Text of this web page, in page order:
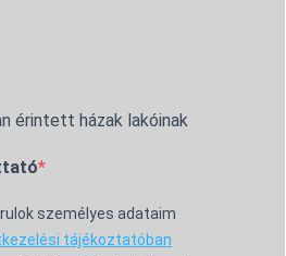
érintett házak lakóinak
személyes adataim
tájékoztatóban